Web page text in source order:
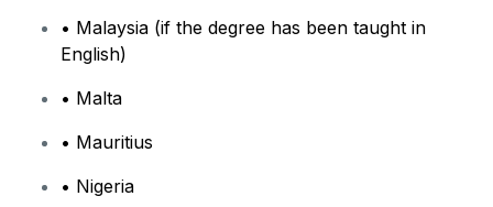
• Malaysia (if the degree has been taught in
English)
• Malta
• Mauritius
• Nigeria